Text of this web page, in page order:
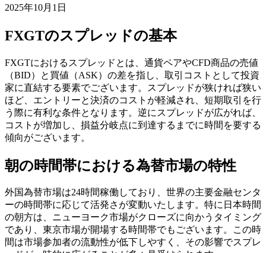
2025年10月1日
FXGTのスプレッドの基本
FXGTにおけるスプレッドとは、通貨ペアやCFD商品の売値
（BID）と買値（ASK）の差を指し、取引コストとして投資
家に直結する要素でございます。スプレッドが狭ければ狭い
ほど、エントリーと決済のコストが軽減され、短期取引を行
う際に有利な条件となります。逆にスプレッドが広がれば、
コストが増加し、損益分岐点に到達するまでに時間を要する
傾向がございます。
朝の時間帯における為替市場の特性
外国為替市場は24時間稼働しており、世界の主要金融センタ
ーの時間帯に応じて活発さが変動いたします。特に日本時間
の朝方は、ニューヨーク市場がクローズに向かうタイミング
であり、東京市場が開場する時間帯でもございます。この時
間は市場参加者の流動性が低下しやすく、その影響でスプレ